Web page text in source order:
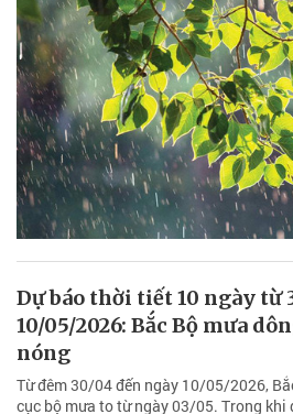
Dự báo thời tiết 10 ngày từ
10/05/2026: Bắc Bộ mưa
nóng
Từ đêm 30/04 đến ngày 10/05/2026,
cục bộ mưa to từ ngày 03/05. Trong khi